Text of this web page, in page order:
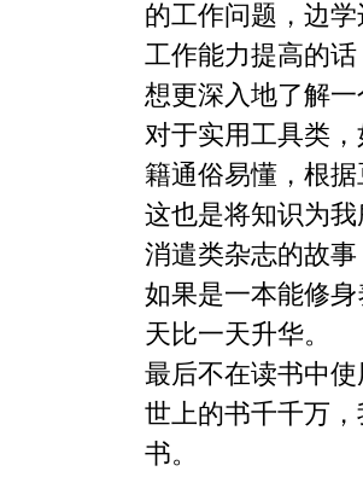
的工作问题，边
工作能力提高的
想更深入地了解
对于实用工具类
籍通俗易懂，根
这也是将知识为
消遣类杂志的故
如果是一本能修
天比一天升华。
最后不在读书中
世上的书千千万
书。